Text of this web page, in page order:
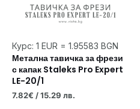
Курс: 1 EUR = 1.95583 BGN
Метална тавичка за фрези
с капак Staleks Pro Expert
LE-20/1
7.82€ / 15.29 лв.